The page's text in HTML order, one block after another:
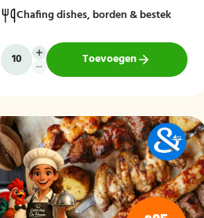
Chafing dishes, borden & bestek
Toevoegen